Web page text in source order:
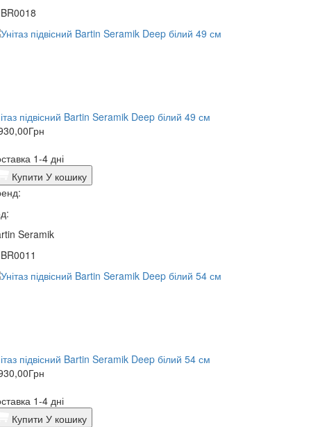
підвісний Bartin Seramik Deep білий 49 см
Грн
1-4 дні
Купити У кошику
Seramik
підвісний Bartin Seramik Deep білий 54 см
Грн
1-4 дні
Купити У кошику